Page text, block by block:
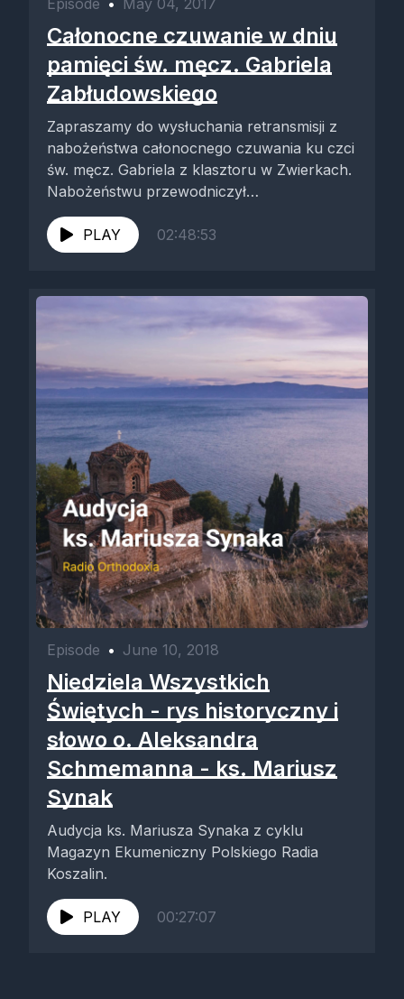
Episode • May 04, 2017
Całonocne czuwanie w dniu
pamięci św. męcz. Gabriela
Zabłudowskiego
Zapraszamy do wysłuchania retransmisji z
nabożeństwa całonocnego czuwania ku czci
św. męcz. Gabriela z klasztoru w Zwierkach.
Nabożeństwu przewodniczył
Najprzewielebniejszy abp. białostocki i
gdański...
PLAY 02:48:53
Episode • June 10, 2018
Niedziela Wszystkich
Świętych - rys historyczny i
słowo o. Aleksandra
Schmemanna - ks. Mariusz
Synak
Audycja ks. Mariusza Synaka z cyklu
Magazyn Ekumeniczny Polskiego Radia
Koszalin.
PLAY 00:27:07